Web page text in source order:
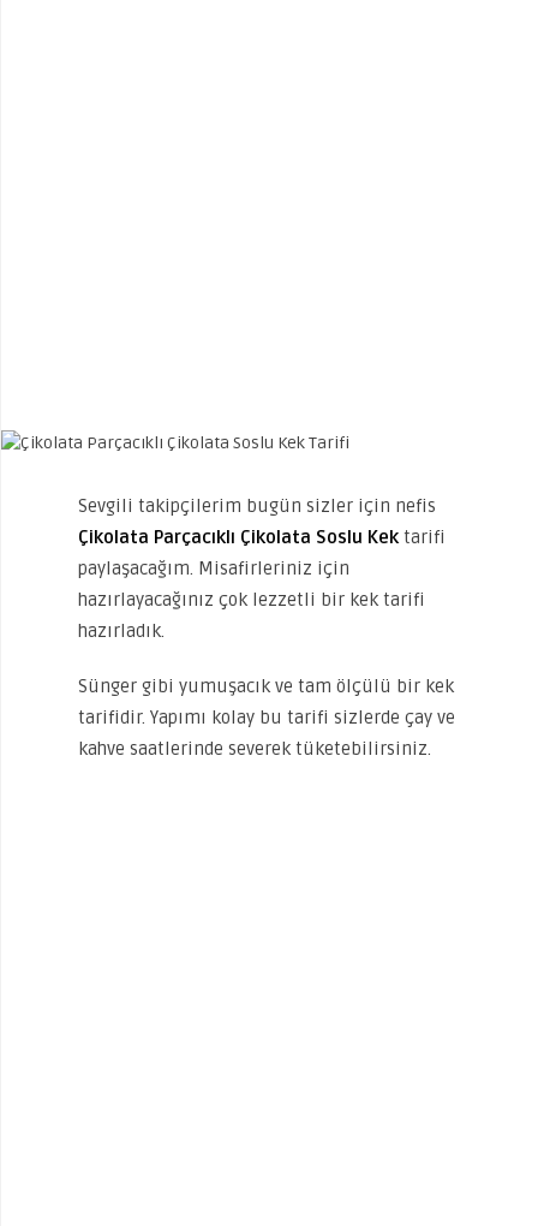
Sevgili takipçilerim bugün sizler için nefis
Çikolata Parçacıklı Çikolata Soslu Kektarifi
paylaşacağım. Misafirleriniz için
hazırlayacağınız çok lezzetli bir kek tarifi
hazırladık.
Sünger gibi yumuşacık ve tam ölçülü bir kek
tarifidir. Yapımı kolay bu tarifi sizlerde çay ve
kahve saatlerinde severek tüketebilirsiniz.